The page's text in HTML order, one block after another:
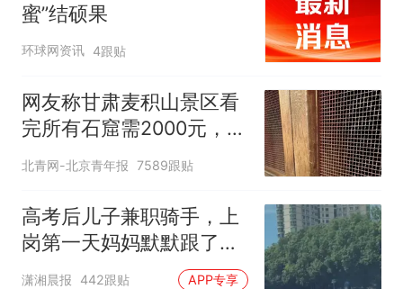
蜜”结硕果
环球网资讯 4跟贴
网友称甘肃麦积山景区看
完所有石窟需2000元，景
区：部分石窟受特别保
北青网-北京青年报 7589跟贴
高考后儿子兼职骑手，上
岗第一天妈妈默默跟了三
公里，感慨孩子真的长大
潇湘晨报 442跟贴 APP专享